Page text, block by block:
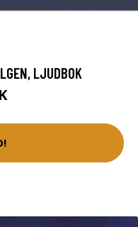
LJUDBOK